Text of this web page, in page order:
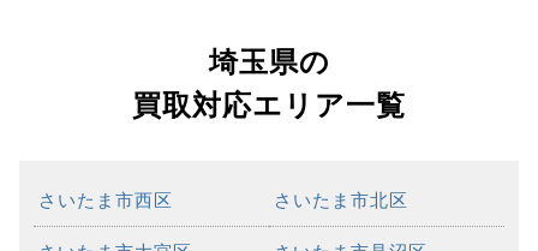
埼玉県の
買取対応エリア一覧
さいたま市西区 さいたま市北区